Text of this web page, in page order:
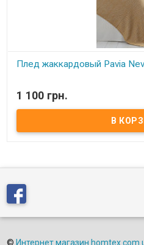
Плед жаккардовый Pavia
150х200 см. Состав: 80% хлопок,
Торговая марка: Pavia (Турция).
1 100 грн.
© Интернет магазин